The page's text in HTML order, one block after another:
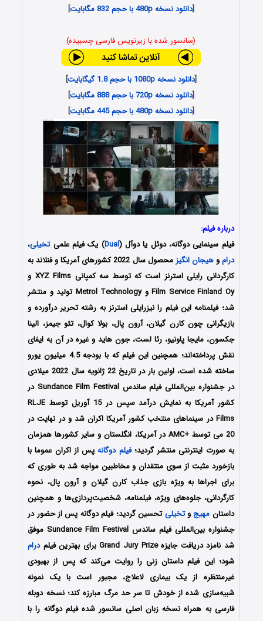
[دانلود نسخه 480p با حجم 832 مگابایت ]
(سانسور شده با زیرنویس فارسی چسبیده)
[دانلود نسخه 1080p با حجم 1.8 گیگابایت
]
[دانلود نسخه 720p با حجم 888 مگابایت
]
[دانلود نسخه 480p با حجم 445 مگابایت ]
درباره فیلم:
فیلم سینمایی دوگانه، دوئل یا دوآل (Dual) یک فیلم علمیتخیلی،
دراموهیجان انگیز
محصول سال 2022 کشورهای آمریکا و فنلاند به
کارگردانی رایلی استرنز است که توسط سه کمپانی XYZ Films و
Film Service Finland Oy و Metrol Technology تولید و منتشر
شد؛ فیلمنامه این فیلم را نیزرایلی استرنز به رشته تحریر درآورده و
بازیگرانی چون کارن گیلان، آرون پال، بولا کوال، تئو جیمز، الینا
جکسون، مایجا پاونیو، رئا لست، جون هاید و غیره در آن به ایفای
نقش پرداخته‌اند؛ همچنین این فیلم که با بودجه 4.5 میلیون یورو
ساخته شده است، اولین بار در تاریخ 22 ژانویه سال 2022 میلادی
در جشنواره بین‌المللی فیلم ساندس Sundance Film Festival در
کشور آمریکا به نمایش درآمد سپس در 15 آوریل توسط RLJE
Films در سینماهای منتخب کشور آمریکا اکران شد و در نهایت در
20 می توسط +AMC در آمریکا، انگلستان و سایر کشورها همزمان
به صورت اینترنتی منتشر گردید؛فیلم دوگانهپس از اکران عموما با
بازخورد مثبت از سوی منتقدان و مخاطبین مواجه شد به طوری که
برای اجراها به ویژه بازی جذاب کارن گیلان و آرون پال، نحوه
کارگردانی، جلوه‌های ویژه، فیلمنامه، شخصیت‌پردازی‌ها و همچنین
داستان مهیج وتخیلیتحسین گردید؛ فیلم دوگانه پس از حضور در
جشنواره بین‌المللی فیلم ساندس Sundance Film Festival موفق
شد نامزد دریافت جایزه Grand Jury Prize برای بهترین فیلم
درام
شود؛ این فیلم داستان زنی را روایت می‌کند که پس از بهبودی
غیرمنتظره از یک بیماری لاعلاج، مجبور است با یک نمونه
شبیه‌سازی شده از خودش تا سر حد مرگ مبارزه کند؛ نسخه دوبله
فارسی به همراه نسخه زبان اصلی سانسور شده فیلم دوگانه را با